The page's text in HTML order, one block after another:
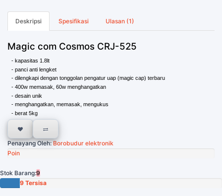
Deskripsi Spesifikasi Ulasan (1)
Magic com Cosmos CRJ-525
- kapasitas 1.8lt
- panci anti lengket
- dilengkapi dengan tonggolan pengatur uap (magic cap) terbaru
- 400w memasak, 60w menghangatkan
- desain unik
- menghangatkan, memasak, mengukus
- berat 5kg
Penayang Oleh:Borobudur elektronik
Poin
Stok Barang:9
9 Tersisa